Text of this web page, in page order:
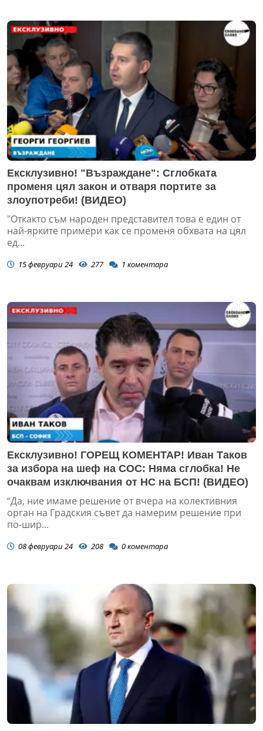
Ексклузивно! "Възраждане": Сглобката
променя цял закон и отваря портите за
злоупотреби! (ВИДЕО)
"Откакто съм народен представител това е един от
най-ярките примери как се променя обхвата на цял
ед...
15 февруари 24 277 1 коментара
Ексклузивно! ГОРЕЩ КОМЕНТАР! Иван Таков
за избора на шеф на СОС: Няма сглобка! Не
очаквам изключвания от НС на БСП! (ВИДЕО)
“Да, ние имаме решение от вчера на колективния
орган на Градския съвет да намерим решение при
по-шир...
08 февруари 24 208 0коментара